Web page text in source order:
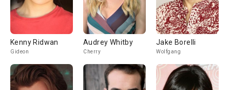
Kenny Ridwan
Gideon
Audrey Whitby
Cherry
Jake Borelli
Wolfgang